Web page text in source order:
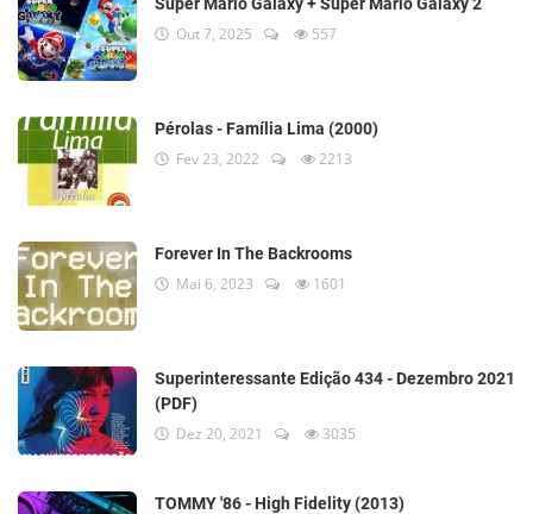
Out 7, 2025 557
Pérolas - Família Lima (2000)
Fev 23, 2022 2213
Forever In The Backrooms
Mai 6, 2023 1601
Superinteressante Edição 434 - Dezembro 2021
(PDF)
Dez 20, 2021 3035
TOMMY '86 - High Fidelity (2013)